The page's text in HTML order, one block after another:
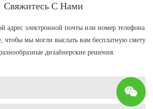
Свяжитесь С Нами
адрес электронной почты или номер телефона
чтобы мы могли выслать вам бесплатную смету
дизайнерские решения.